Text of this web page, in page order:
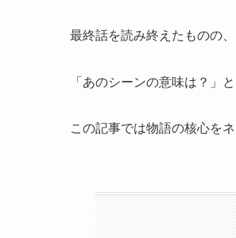
最終話を読み終えたものの
「あのシーンの意味は？」
この記事では物語の核心を